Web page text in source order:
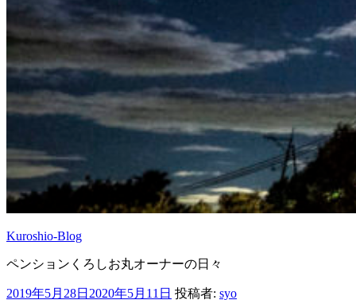
Kuroshio-Blog
ペンションくろしお丸オーナーの日々
投
2019年5月28日 2020年5月11日 投稿者: syo